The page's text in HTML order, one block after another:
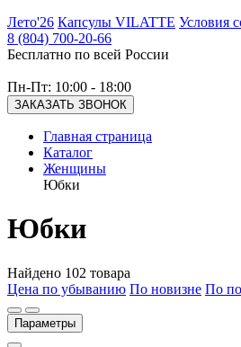
Лето'26 Капсулы VILATTE Условия
8 (804) 700-20-66
Бесплатно по всей России
Пн-Пт: 10:00 - 18:00
ЗАКАЗАТЬ ЗВОНОК
Главная страница
Каталог
Женщины
Юбки
Юбки
Найдено 102 товара
Цена по убыванию По новизне По
Параметры